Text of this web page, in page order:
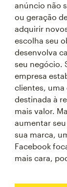
anúncio não
ou geração
adquirir
escolha seu
desenvolva
seu negócio.
empresa
clientes, uma
destinada à
mais valor.
aumentar
sua marca,
Facebook
mais cara,